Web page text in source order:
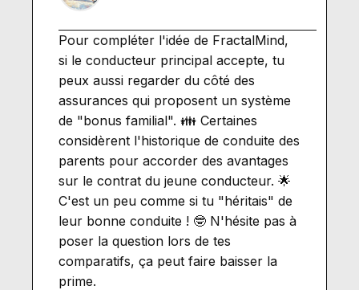
Pour compléter l'idée de FractalMind,
si le conducteur principal accepte, tu
peux aussi regarder du côté des
assurances qui proposent un système
de "bonus familial". 👪 Certaines
considèrent l'historique de conduite des
parents pour accorder des avantages
sur le contrat du jeune conducteur. 🌟
C'est un peu comme si tu "héritais" de
leur bonne conduite ! 🤓 N'hésite pas à
poser la question lors de tes
comparatifs, ça peut faire baisser la
prime.